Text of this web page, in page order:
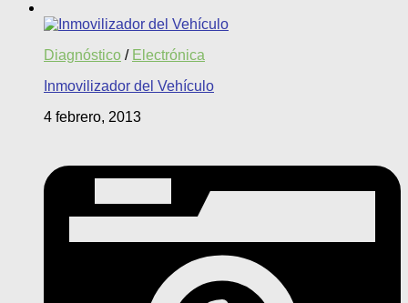
Diagnóstico / Electrónica
Inmovilizador del Vehículo
4 febrero, 2013